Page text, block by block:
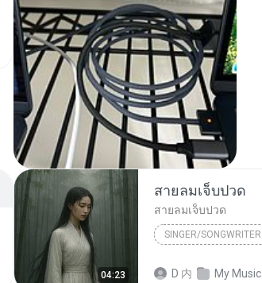
04:23
สายลมเจ็บปวด
สายลมเจ็บปวด
SINGER/SONGWRITER
D 内 My Music